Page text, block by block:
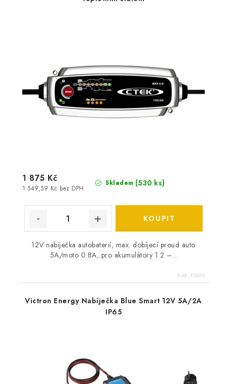
Skladem (530 ks)
1 549,59 Kč bez DPH
1 875 Kč
12V nabíječka autobaterií, max. dobíjecí proud auto
5A/moto 0.8A, pro akumulátory 1.2 –...
Kód: E5876
Victron Energy Nabíječka Blue Smart 12V 5A/2A
IP65